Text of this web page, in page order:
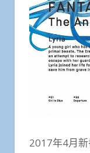
2017年4月新